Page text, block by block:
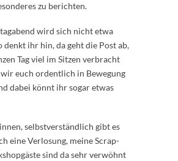
zu berichten.
wird sich nicht etwa
denkt ihr hin, da geht die Post ab,
Tag viel im Sitzen verbracht
euch ordentlich in Bewegung
dabei könnt ihr sogar etwas
selbstverständlich gibt es
eine Verlosung, meine Scrap-
sind da sehr verwöhnt